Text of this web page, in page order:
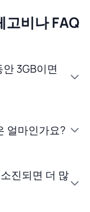
고비나 FAQ
3GB이면
얼마인가요?
진되면 더 많